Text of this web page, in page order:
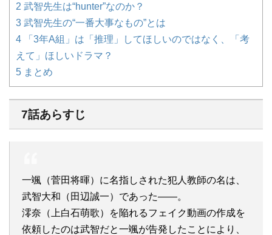
2 武智先生は“hunter”なのか？
3 武智先生の“一番大事なもの”とは
4 「3年A組」は「推理」してほしいのではなく、「考
えて」ほしいドラマ？
5 まとめ
7話あらすじ
一颯（菅田将暉）に名指しされた犯人教師の名は、
武智大和（田辺誠一）であった――。
澪奈（上白石萌歌）を陥れるフェイク動画の作成を
依頼したのは武智だと一颯が告発したことにより、